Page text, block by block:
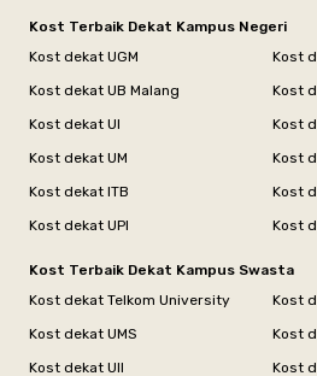
Kost Terbaik Dekat Kampus Negeri
Kost dekat UGM
Kost
Kost dekat UB Malang
Kost
Kost dekat UI
Kost
Kost dekat UM
Kost
Kost dekat ITB
Kost
Kost dekat UPI
Kost
Kost Terbaik Dekat Kampus Swasta
Kost dekat Telkom University
Kost
Kost dekat UMS
Kost
Kost dekat UII
Kost